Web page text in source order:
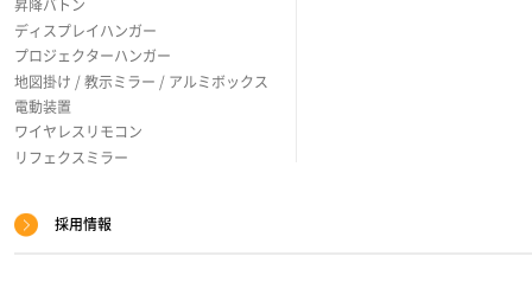
昇降バトン
ディスプレイハンガー
プロジェクターハンガー
地図掛け / 教示ミラー / アルミボックス
電動装置
ワイヤレスリモコン
リフェクスミラー
採用情報